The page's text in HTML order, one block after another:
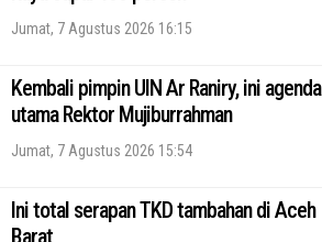
Jumat, 7 Agustus 2026 16:15
Kembali pimpin UIN Ar Raniry, ini agenda
utama Rektor Mujiburrahman
Jumat, 7 Agustus 2026 15:54
Ini total serapan TKD tambahan di Aceh
Barat